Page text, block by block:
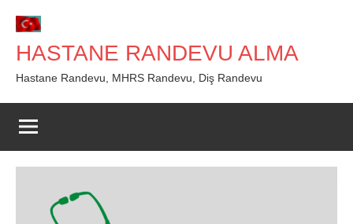
geç
HASTANE RANDEVU ALMA
Hastane Randevu, MHRS Randevu, Diş Randevu